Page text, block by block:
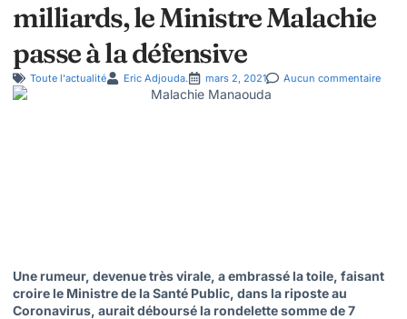
milliards, le Ministre Malachie
passe à la défensive
Toute l'actualité Eric Adjouda. mars 2, 2021 Aucun commentaire
Une rumeur, devenue très virale, a embrassé la toile, faisant
croire le Ministre de la Santé Public, dans la riposte au
Coronavirus, aurait déboursé la rondelette somme de 7